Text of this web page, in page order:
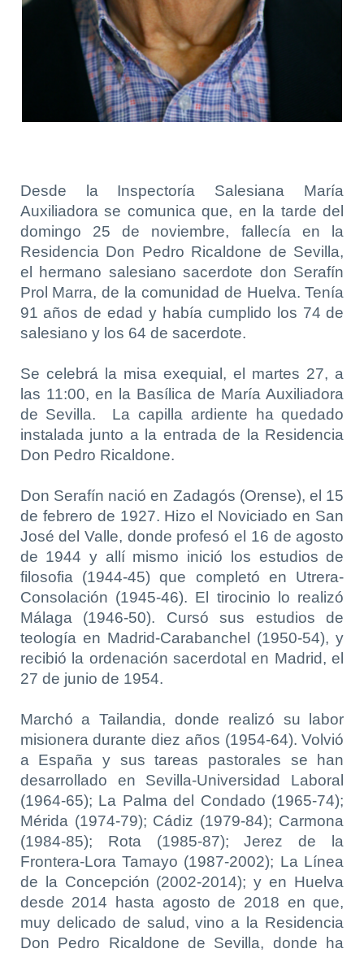
Desde la Inspectoría Salesiana María
Auxiliadora se comunica que, en la tarde del
domingo 25 de noviembre, fallecía en la
Residencia Don Pedro Ricaldone de Sevilla,
el hermano salesiano sacerdote don Serafín
Prol Marra, de la comunidad de Huelva. Tenía
91 años de edad y había cumplido los 74 de
salesiano y los 64 de sacerdote.
Se celebrá la misa exequial, el martes 27, a
las 11:00, en la Basílica de María Auxiliadora
de Sevilla. La capilla ardiente ha quedado
instalada junto a la entrada de la Residencia
Don Pedro Ricaldone.
Don Serafín nació en Zadagós (Orense), el 15
de febrero de 1927. Hizo el Noviciado en San
José del Valle, donde profesó el 16 de agosto
de 1944 y allí mismo inició los estudios de
filosofia (1944-45) que completó en Utrera-
Consolación (1945-46). El tirocinio lo realizó
Málaga (1946-50). Cursó sus estudios de
teología en Madrid-Carabanchel (1950-54), y
recibió la ordenación sacerdotal en Madrid, el
27 de junio de 1954.
Marchó a Tailandia, donde realizó su labor
misionera durante diez años (1954-64). Volvió
a España y sus tareas pastorales se han
desarrollado en Sevilla-Universidad Laboral
(1964-65); La Palma del Condado (1965-74);
Mérida (1974-79); Cádiz (1979-84); Carmona
(1984-85); Rota (1985-87); Jerez de la
Frontera-Lora Tamayo (1987-2002); La Línea
de la Concepción (2002-2014); y en Huelva
desde 2014 hasta agosto de 2018 en que,
muy delicado de salud, vino a la Residencia
Don Pedro Ricaldone de Sevilla, donde ha